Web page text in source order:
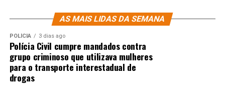
AS MAIS LIDAS DA SEMANA
POLÍCIA 3 dias ago
Polícia Civil cumpre mandados contra
grupo criminoso que utilizava mulheres
para o transporte interestadual de
drogas